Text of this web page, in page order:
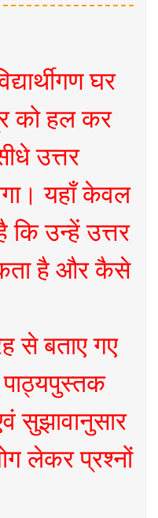
घर
को हल कर
उत्तर
यहाँ केवल
कि उन्हें उत्तर
है और कैसे
से बताए गए
पाठ्यपुस्तक
सुझावानुसार
लेकर प्रश्नों